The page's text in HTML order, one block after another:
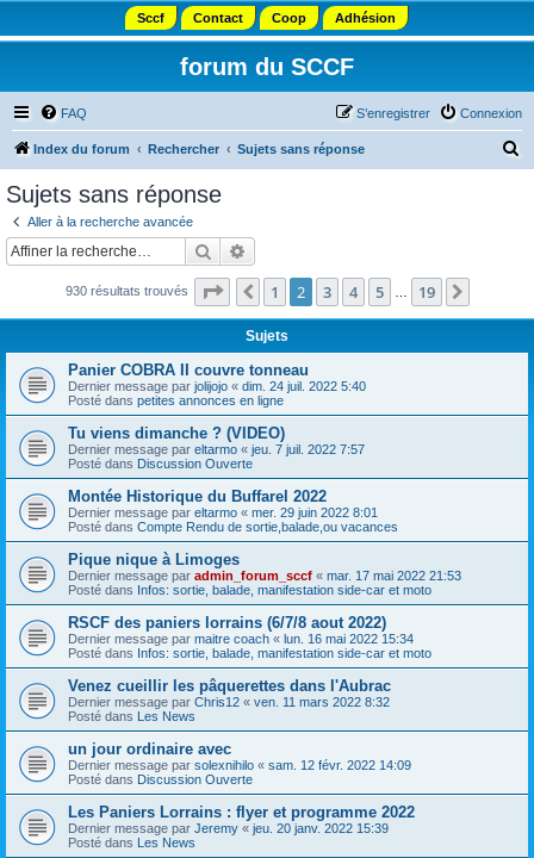
Sccf Contact Coop Adhésion
forum du SCCF
FAQ Connexion
S’enregistrer
Index du forum Rechercher Sujets sans réponse
c
Sujets sans réponse
Aller à la recherche avancée
Rechercher
930 résultats trouvés Page sur19
Précédente
1 2 3 4 5 19
Sujets
Panier COBRA II couvre tonneau
Dernier message par jolijojo « dim. 24 juil. 2022 5:40
Posté dans petites annonces en ligne
Tu viens dimanche ? (VIDEO)
Dernier message par eltarmo « jeu. 7 juil. 2022 7:57
Posté dans Discussion Ouverte
Montée Historique du Buffarel 2022
Dernier message par eltarmo « mer. 29 juin 2022 8:01
Posté dans Compte Rendu de sortie,balade,ou vacances
Pique nique à Limoges
Dernier message par admin_forum_sccf « mar. 17 mai 2022 21:53
Posté dans Infos: sortie, balade, manifestation side-car et moto
RSCF des paniers lorrains (6/7/8 aout 2022)
Dernier message par maitre coach « lun. 16 mai 2022 15:34
Posté dans Infos: sortie, balade, manifestation side-car et moto
Venez cueillir les pâquerettes dans l'Aubrac
Dernier message par Chris12 « ven. 11 mars 2022 8:32
Posté dans Les News
un jour ordinaire avec
Dernier message par solexnihilo « sam. 12 févr. 2022 14:09
Posté dans Discussion Ouverte
Les Paniers Lorrains : flyer et programme 2022
Dernier message par Jeremy « jeu. 20 janv. 2022 15:39
Posté dans Les News